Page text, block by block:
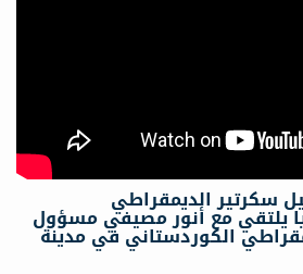
سكرتیر الدیمقراطي
يلتقي مع أنور مصيفي مسؤول
الكوردستاني في مدينة